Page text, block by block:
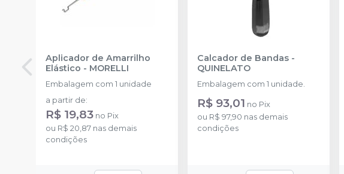
Aplicador de Amarrilho
Elástico - MORELLI
Embalagem com 1 unidade
a partir de:
R$ 19,83 no Pix
ou R$ 20,87 nas demais
condições
Calcador de Bandas -
QUINELATO
Embalagem com 1 unidade.
R$ 93,01 no Pix
ou R$ 97,90 nas demais
condições